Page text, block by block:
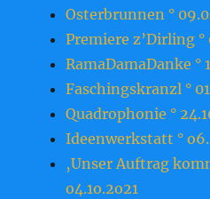
Osterbrunnen °
Premiere z’Dirling °
RamaDamaDanke °
Faschingskranzl °
Quadrophonie °
Ideenwerkstatt ° o6.
‚Unser Auftrag
o4.1o.2o21